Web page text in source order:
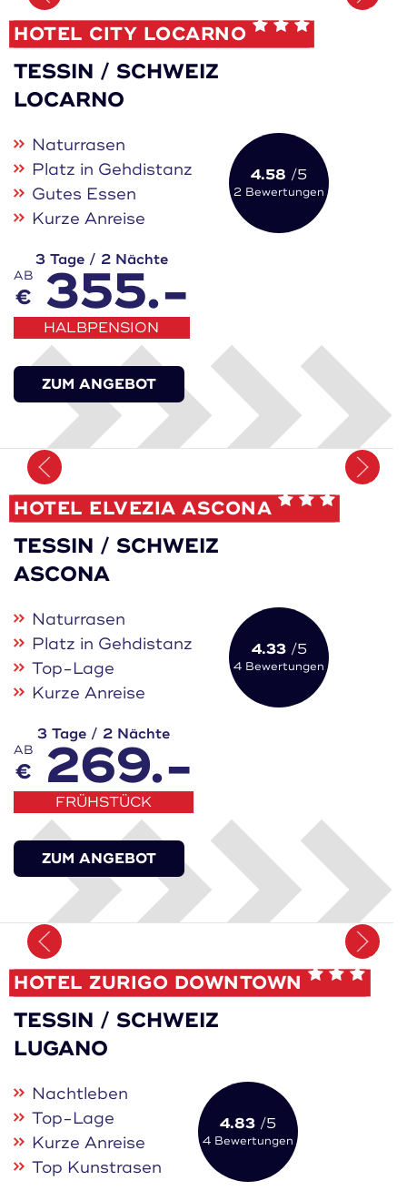
Merken
HOTEL CITY LOCARNO
TESSIN / SCHWEIZ
LOCARNO
Naturrasen
Platz in Gehdistanz
Gutes Essen
Kurze Anreise
4.58 /5
2 Bewertungen
3 Tage / 2 Nächte
AB
€ 355.-
HALBPENSION
ZUM ANGEBOT
Merken
HOTEL ELVEZIA ASCONA
TESSIN / SCHWEIZ
ASCONA
Naturrasen
Platz in Gehdistanz
Top-Lage
Kurze Anreise
4.33 /5
4 Bewertungen
3 Tage / 2 Nächte
AB
€ 269.-
FRÜHSTÜCK
ZUM ANGEBOT
Merken
HOTEL ZURIGO DOWNTOWN
TESSIN / SCHWEIZ
LUGANO
Nachtleben
Top-Lage
Kurze Anreise
Top Kunstrasen
4.83 /5
4 Bewertungen